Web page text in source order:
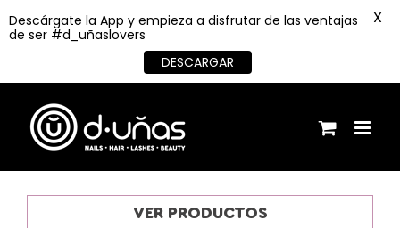
contenido
VER PRODUCTOS
Descárgate la App y empieza a disfrutar de las ventajas
de ser #d_uñaslovers
DESCARGAR
X